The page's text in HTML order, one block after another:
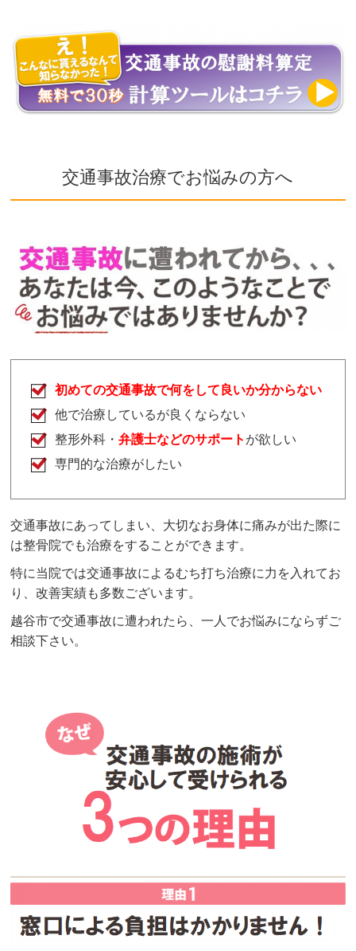
交通事故治療でお悩みの方へ
初めての交通事故で何をして良いか分からない
他で治療しているが良くならない
整形外科・弁護士などのサポート が欲しい
専門的な治療がしたい
交通事故にあってしまい、大切なお身体に痛みが出た際に
は整骨院でも治療をすることができます。
特に当院では交通事故によるむち打ち治療に力を入れてお
り、改善実績も多数ございます。
越谷市で交通事故に遭われたら、一人でお悩みにならずご
相談下さい。